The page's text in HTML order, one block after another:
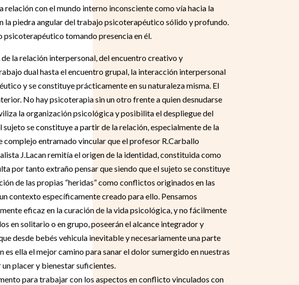
con el mundo interno inconsciente como vía hacia la
piedra angular del trabajo psicoterapéutico sólido y profundo.
psicoterapéutico tomando presencia en él.
la relación interpersonal, del encuentro creativo y
dual hasta el encuentro grupal, la interacción interpersonal
y se constituye prácticamente en su naturaleza misma. El
No hay psicoterapia sin un otro frente a quien desnudarse
la organización psicológica y posibilita el despliegue del
se constituye a partir de la relación, especialmente de la
complejo entramado vincular que el profesor R.Carballo
J.Lacan remitía el origen de la identidad, constituida como
por tanto extraño pensar que siendo que el sujeto se constituye
de las propias “heridas” como conflictos originados en las
contexto específicamente creado para ello. Pensamos
eficaz en la curación de la vida psicológica, y no fácilmente
en solitario o en grupo, poseerán el alcance integrador y
desde bebés vehicula inevitable y necesariamente una parte
ella el mejor camino para sanar el dolor sumergido en nuestras
placer y bienestar suficientes.
para trabajar con los aspectos en conflicto vinculados con